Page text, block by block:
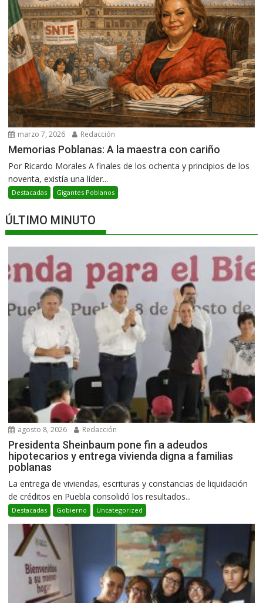
marzo 7, 2026 Redacción
Memorias Poblanas: A la maestra con cariño
Por Ricardo Morales A finales de los ochenta y principios de los
noventa, existía una líder...
Destacadas Gigantes Poblanos
ÚLTIMO MINUTO
agosto 8, 2026 Redacción
Presidenta Sheinbaum pone fin a adeudos
hipotecarios y entrega vivienda digna a familias
poblanas
La entrega de viviendas, escrituras y constancias de liquidación
de créditos en Puebla consolidó los resultados...
Destacadas Gobierno Uncategorized